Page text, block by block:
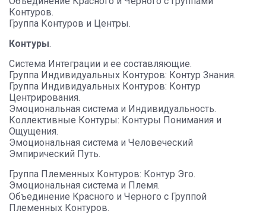
Контуров.
Группа Контуров и Центры.
Контуры.
Система Интеграции и ее составляющие.
Группа Индивидуальных Контуров: Контур Знания.
Группа Индивидуальных Контуров: Контур
Центрирования.
Эмоциональная система и Индивидуальность.
Коллективные Контуры: Контуры Понимания и
Ощущения.
Эмоциональная система и Человеческий
Эмпирический Путь.
Группа Племенных Контуров: Контур Эго.
Эмоциональная система и Племя.
Объединение Красного и Черного с Группой
Племенных Контуров.